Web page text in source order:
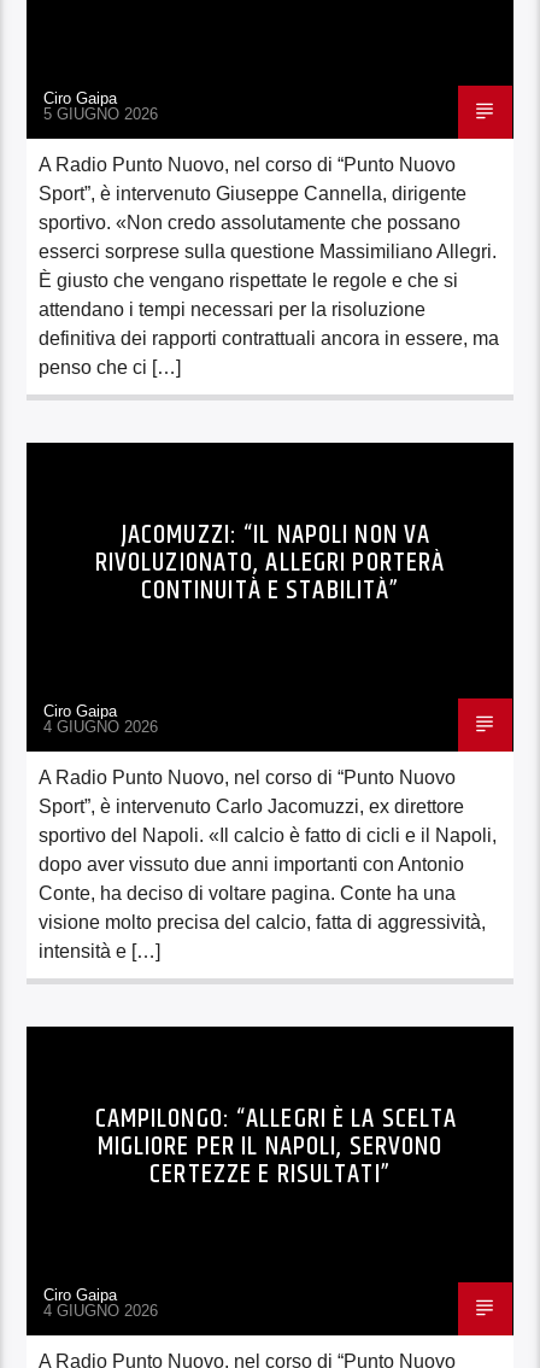
Ciro Gaipa
5 GIUGNO 2026
A Radio Punto Nuovo, nel corso di “Punto Nuovo
Sport”, è intervenuto Giuseppe Cannella, dirigente
sportivo. «Non credo assolutamente che possano
esserci sorprese sulla questione Massimiliano Allegri.
È giusto che vengano rispettate le regole e che si
attendano i tempi necessari per la risoluzione
definitiva dei rapporti contrattuali ancora in essere, ma
penso che ci […]
JACOMUZZI: “IL NAPOLI NON VA
RIVOLUZIONATO, ALLEGRI PORTERÀ
CONTINUITÀ E STABILITÀ”
Ciro Gaipa
4 GIUGNO 2026
A Radio Punto Nuovo, nel corso di “Punto Nuovo
Sport”, è intervenuto Carlo Jacomuzzi, ex direttore
sportivo del Napoli. «Il calcio è fatto di cicli e il Napoli,
dopo aver vissuto due anni importanti con Antonio
Conte, ha deciso di voltare pagina. Conte ha una
visione molto precisa del calcio, fatta di aggressività,
intensità e […]
CAMPILONGO: “ALLEGRI È LA SCELTA
MIGLIORE PER IL NAPOLI, SERVONO
CERTEZZE E RISULTATI”
Ciro Gaipa
4 GIUGNO 2026
A Radio Punto Nuovo, nel corso di “Punto Nuovo